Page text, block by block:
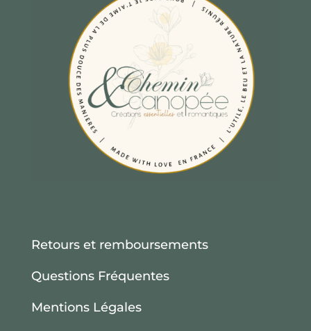
Retours et remboursements
Questions Fréquentes
Mentions Légales